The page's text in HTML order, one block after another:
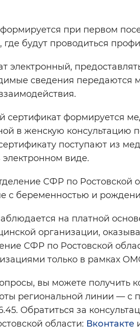
настройки
при первом
где будут проводиться
электронный,
сведения передаются
сертификат формируется
в женскую консультацию
поступают из
электронном виде.
СФР по Ростовской
с беременностью и
на платной
организации,
СФР по Ростовской
только в рамках
вы можете получить
региональной линии — с
Обратиться за
области: Вконтакте